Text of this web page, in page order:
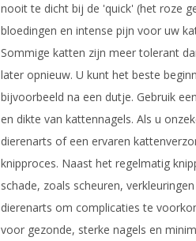
nooit te dicht bij de 'quick' (het roze
bloedingen en intense pijn voor uw
Sommige katten zijn meer tolerant
later opnieuw. U kunt het beste
bijvoorbeeld na een dutje. Gebruik
en dikte van kattennagels. Als u
dierenarts of een ervaren
knipproces. Naast het regelmatig
schade, zoals scheuren,
dierenarts om complicaties te
voor gezonde, sterke nagels en